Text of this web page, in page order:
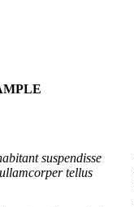
suspendisse
tellus